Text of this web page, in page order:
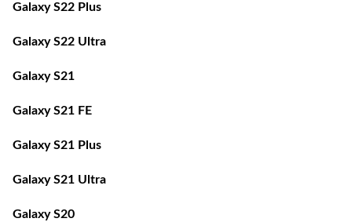
Galaxy S22 Plus
Galaxy S22 Ultra
Galaxy S21
Galaxy S21 FE
Galaxy S21 Plus
Galaxy S21 Ultra
Galaxy S20